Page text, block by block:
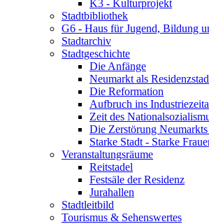
K3 - Kulturprojekt
Stadtbibliothek
G6 - Haus für Jugend, Bildung
Stadtarchiv
Stadtgeschichte
Die Anfänge
Neumarkt als
Die Reformation
Aufbruch ins
Zeit des
Die Zerstörung
Starke Stadt - Starke
Veranstaltungsräume
Reitstadel
Festsäle der Residenz
Jurahallen
Stadtleitbild
Tourismus & Sehenswertes